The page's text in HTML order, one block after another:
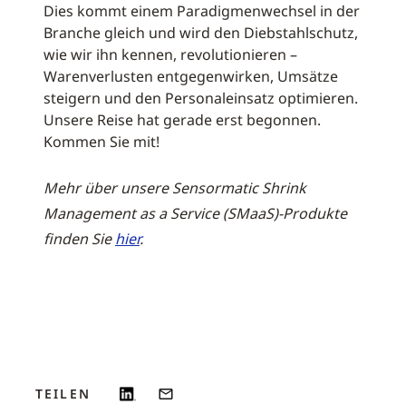
Dies kommt einem Paradigmenwechsel in der
Branche gleich und wird den Diebstahlschutz,
wie wir ihn kennen, revolutionieren –
Warenverlusten entgegenwirken, Umsätze
steigern und den Personaleinsatz optimieren.
Unsere Reise hat gerade erst begonnen.
Kommen Sie mit!
Mehr über unsere Sensormatic Shrink
Management as a Service (SMaaS)-Produkte
finden Siehier.
TEILEN